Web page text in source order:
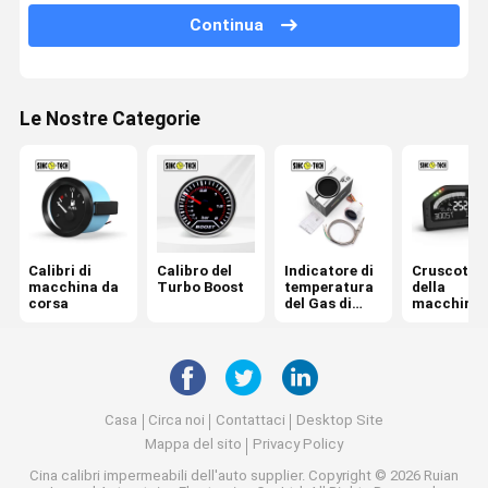
Calibro di temperatura di olio
Calibro di temperatura dell'acqua
calibro digitale di RPM
Metro aria-carburante di rapporto
indicatore di livello del combustibile
Continua
Le Nostre Categorie
Calibri di
macchina da
corsa
Calibro del
Turbo Boost
Indicatore di
temperatura
del Gas di
Cruscotto
della
macchina
Casa Circa noi Contattaci
Desktop Site
Mappa del sito
Privacy Policy
Cina calibri impermeabili dell'auto supplier. Copyright © 2026 Ruian